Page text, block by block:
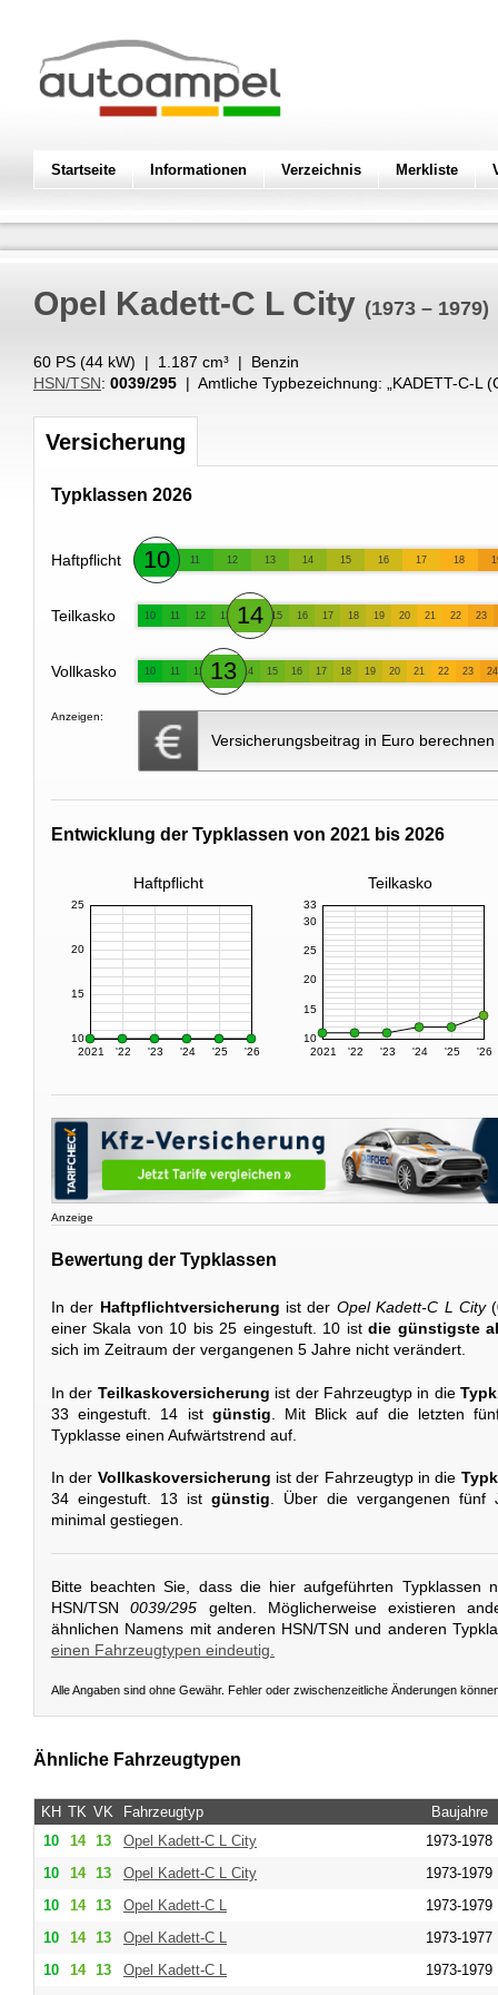
Startseite Informationen Verzeichnis Merkliste
Opel Kadett-C L City (1973 – 1979)
60 PS (44 kW) | 1.187 cm³ | Benzin
HSN/TSN: 0039/295 | Amtliche Typbezeichnung: „ KADETT-C-L
Versicherung
Typklassen 2026
Haftpflicht 10 11 12 13 14 15 16 17 18
Teilkasko 10 11 12 13 14 15 16 17 18 19 20 21 22 23
Vollkasko 10 11 12 13 14 15 16 17 18 19 20 21 22 23 24
Anzeigen:
Versicherungsbeitrag in Euro berechnen
Entwicklung der Typklassen von 2021 bis 2026
Haftpflicht Teilkasko
2021 '22 '23 '24 '25 '26
10
15
20
25
2021 '22 '23 '24 '25 '26
10
15
20
25
30
33
Anzeige
Bewertung der Typklassen
In der Haftpflichtversicherung ist der Opel Kadett-C L City
einer Skala von 10 bis 25 eingestuft. 10 istdie günstigste
sich im Zeitraum der vergangenen 5 Jahre nicht verändert.
In der Teilkaskoversicherung ist der Fahrzeugtyp in die
33 eingestuft. 14 ist günstig . Mit Blick auf die letzten
Typklasse einen Aufwärtstrend auf.
In der Vollkaskoversicherung ist der Fahrzeugtyp in die
34 eingestuft. 13 ist günstig. Über die vergangenen fünf
minimal gestiegen.
Bitte beachten Sie, dass die hier aufgeführten Typklassen
HSN/TSN0039/295 gelten. Möglicherweise existieren
ähnlichen Namens mit anderen HSN/TSN und anderen
einen Fahrzeugtypen eindeutig.
Alle Angaben sind ohne Gewähr. Fehler oder zwischenzeitliche Änderungen
Ähnliche Fahrzeugtypen
KH TK VK Fahrzeugtyp
Baujahre
10
14 13 Opel Kadett-C L City
1973-1978
10
14 13 Opel Kadett-C L City
1973-1979
10
14 13 Opel Kadett-C L
1973-1979
10
14 13 Opel Kadett-C L
1973-1977
10
14 13 Opel Kadett-C L
1973-1979